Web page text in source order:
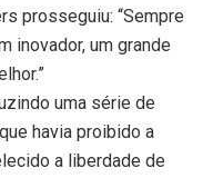
prosseguiu: “Sempre
inovador, um grande
uma série de
havia proibido a
a liberdade de